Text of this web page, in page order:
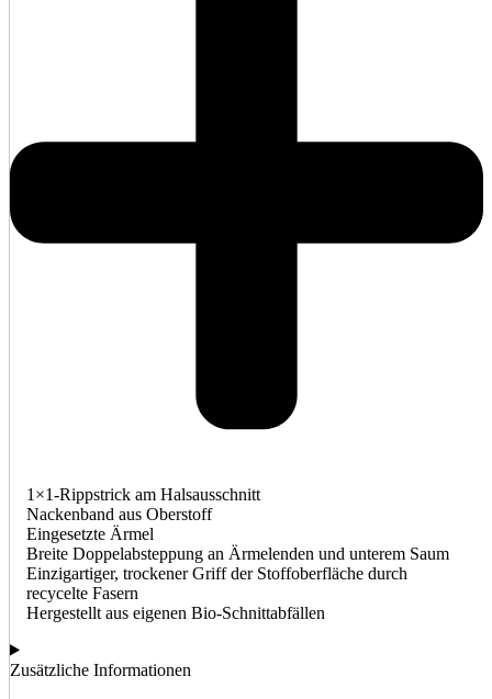
1×1-Rippstrick am Halsausschnitt
Nackenband aus Oberstoff
Eingesetzte Ärmel
Breite Doppelabsteppung an Ärmelenden und unterem Saum
Einzigartiger, trockener Griff der Stoffoberfläche durch
recycelte Fasern
Hergestellt aus eigenen Bio-Schnittabfällen
Zusätzliche Informationen